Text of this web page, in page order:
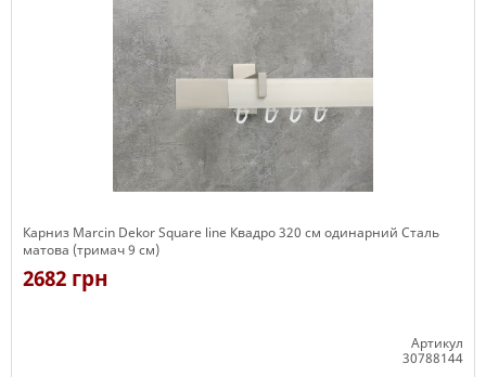
Карниз Marcin Dekor Square line Квадро 320 см одинарний Сталь
матова (тримач 9 см)
2682 грн
Артикул
30788144